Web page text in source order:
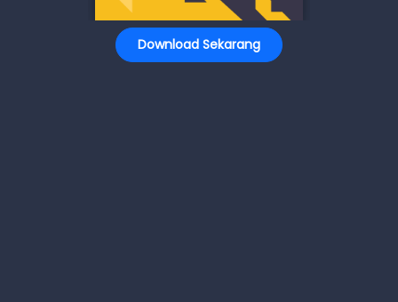
Download Sekarang